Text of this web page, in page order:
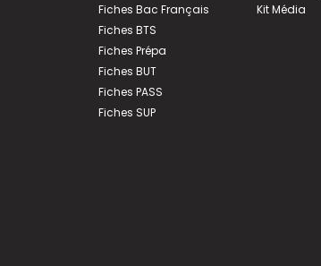
Fiches Bac Français
Fiches BTS
Fiches Prépa
Fiches BUT
Fiches PASS
Fiches SUP
Kit Média